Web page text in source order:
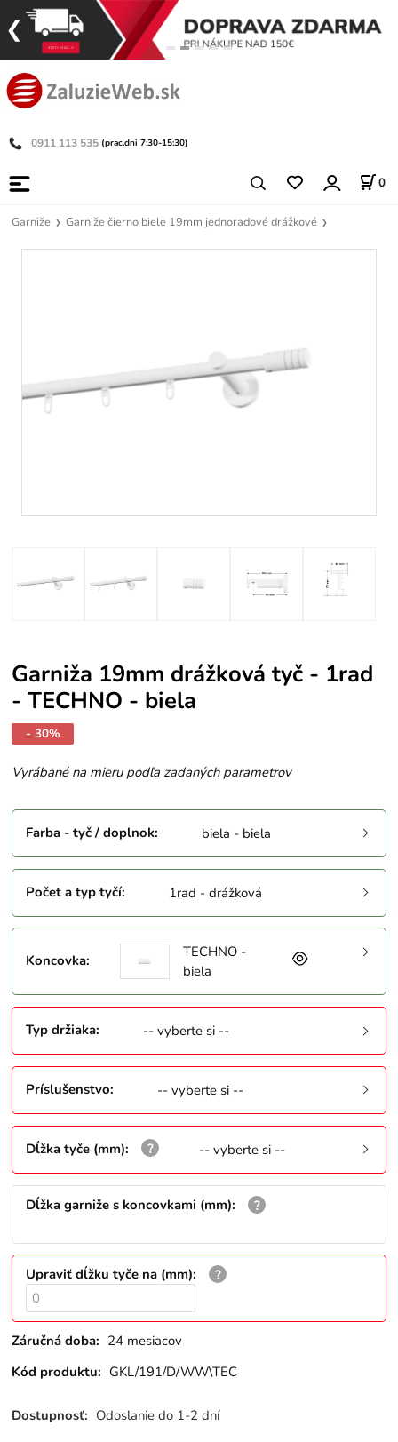
0911 113 535 (prac.dni 7:30-15:30)
0
Garniže Garniže čierno biele 19mm jednoradové drážkové
Garniža 19mm drážková tyč - 1rad
- TECHNO - biela
- 30%
Vyrábané na mieru podľa zadaných parametrov
Farba - tyč / doplnok: biela - biela
Počet a typ tyčí: 1rad - drážková
Koncovka:
TECHNO -
biela
Typ držiaka: -- vyberte si --
Príslušenstvo: -- vyberte si --
Dĺžka tyče (mm): -- vyberte si --
Dĺžka garniže s koncovkami (mm):
Upraviť dĺžku tyče na (mm):
Záručná doba: 24 mesiacov
Kód produktu: GKL/191/D/WW\TEC
Dostupnosť: Odoslanie do 1-2 dní